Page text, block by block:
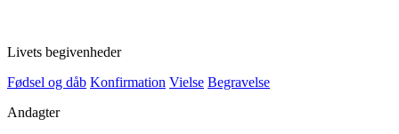
Livets begivenheder
Fødsel og dåb Konfirmation Vielse Begravelse
Andagter